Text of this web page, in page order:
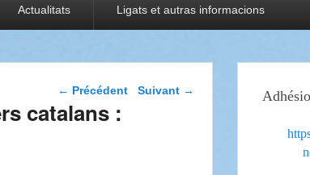
Actualitats Ligats et autras informacions
Navigation dans les
← Précédent Suivant →
catalans :